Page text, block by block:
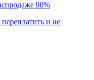
90%
и не